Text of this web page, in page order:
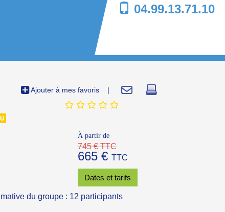
04.99.13.71.10
Ajouter à mes favoris |
À partir de
745 € TTC
665 € TTC
Dates et tarifs
du groupe : 12 participants